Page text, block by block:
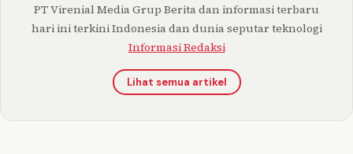
PT Virenial Media Grup Berita dan informasi terbaru
hari ini terkini Indonesia dan dunia seputar teknologi
Informasi Redaksi
Lihat semua artikel